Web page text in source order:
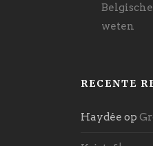
weten
RECENTE
Haydée op